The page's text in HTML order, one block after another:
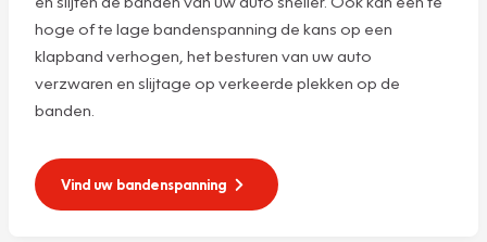
hoge of te lage bandenspanning de kans op een
klapband verhogen, het besturen van uw auto
verzwaren en slijtage op verkeerde plekken op de
banden.
Vind uw bandenspanning